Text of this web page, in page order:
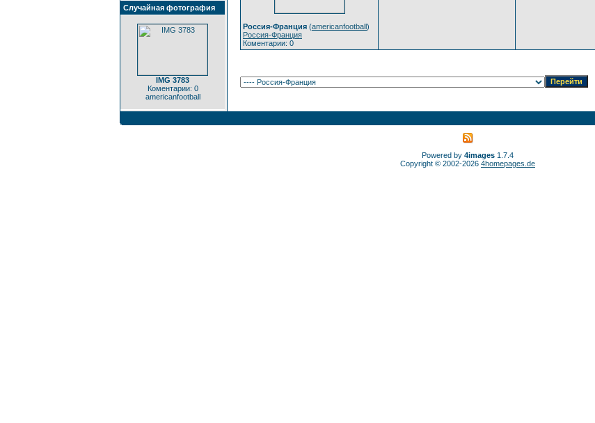
Случайная фотография
IMG 3783
Коментарии: 0
americanfootball
Россия-Франция (americanfootball)
Россия-Франция
Коментарии: 0
Powered by 4images 1.7.4
Copyright © 2002-2026 4homepages.de